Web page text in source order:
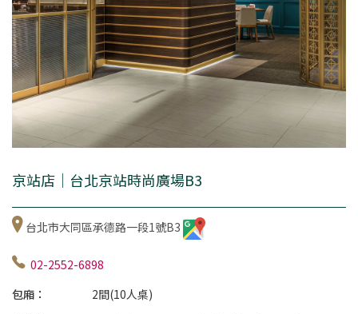
京站店｜台北京站時尚廣場B3
台北市大同區承德路一段1號B3
02-2552-6898
包廂：
2間(10人桌)